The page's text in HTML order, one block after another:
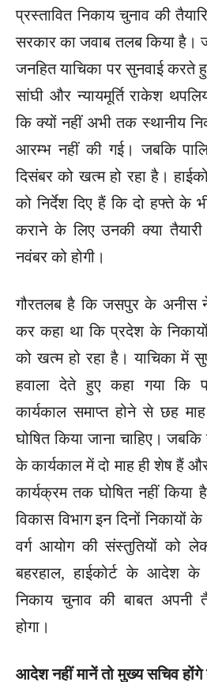
प्रस्तावित निकाय चुनाव की
सरकार का जवाब तलब किया है।
जनहित याचिका पर सुनवाई करते
सांघी और न्यायमूर्ति राकेश
कि क्यों नहीं अभी तक स्थानीय
आरम्भ नहीं की गई। जबकि
दिसंबर को खत्म हो रहा है।
को निर्देश दिए हैं कि दो हफ्ते के
कराने के लिए उनकी क्या
नवंबर को होगी।
गौरतलब है कि जसपुर के अनीस ने
कर कहा था कि प्रदेश के
को खत्म हो रहा है। याचिका में
हवाला देते हुए कहा गया कि
कार्यकाल समाप्त होने से छह
घोषित किया जाना चाहिए।
के कार्यकाल में दो माह ही शेष हैं
कार्यक्रम तक घोषित नहीं किया
विकास विभाग इन दिनों निकायों
वर्ग आयोग की संस्तुतियों को
बहरहाल, हाईकोर्ट के आदेश के
निकाय चुनाव की बाबत अपनी
होगा।
आदेश नहीं मानें तो मुख्य सचिव